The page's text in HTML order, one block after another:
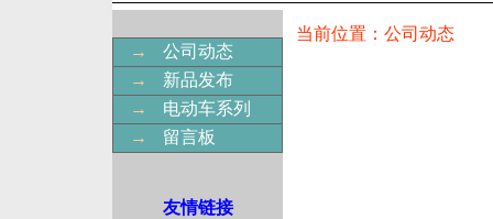
→
公司动态
→
新品发布
→
电动车系列
→
留言板
友情链接
当前位置：公司动态